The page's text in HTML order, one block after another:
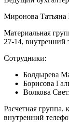
Миронова Татьяна
Материальная
27-14, внутренний
Сотрудники:
Болдырева
Борисова
Волкова
Расчетная группа,
внутренний